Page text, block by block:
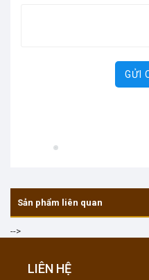
Sản phẩm liên quan
-->
LIÊN HỆ